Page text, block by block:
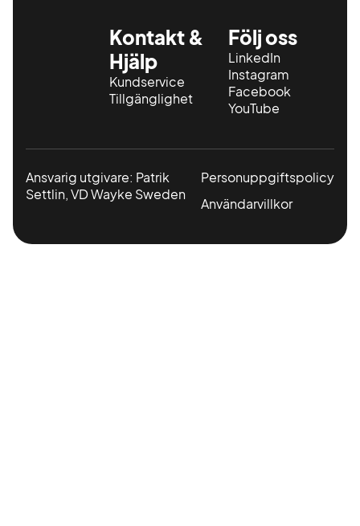
Kontakt &
Hjälp
Kundservice
Tillgänglighet
Följ oss
LinkedIn
Instagram
Facebook
YouTube
Ansvarig utgivare: Patrik
Settlin, VD Wayke Sweden
Personuppgiftspolicy
Användarvillkor